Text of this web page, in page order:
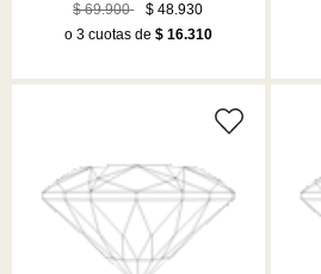
$ 69.900
$ 48.930
o 3 cuotas de $ 16.310